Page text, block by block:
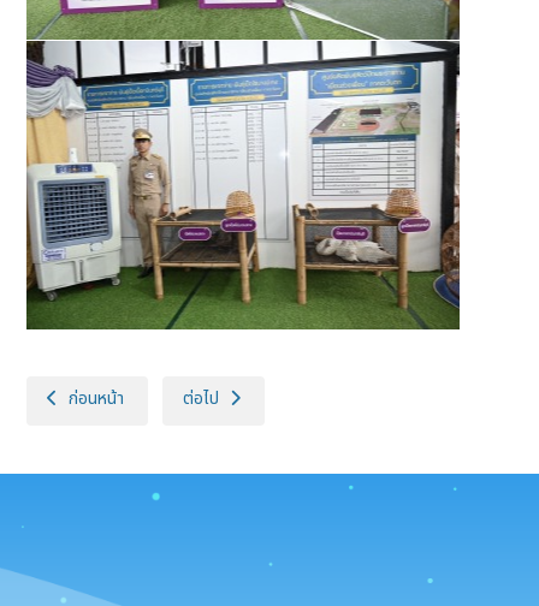
เนื้อหาก่อนหน้า: สมเด็จพระกนิษฐาธิราชเจ้า กรมสมเด็จพระเทพรัตนราชสุ
ก่อนหน้า เนื้อหาถัดไป: สมเด็จพระกนิษฐาธิราชเจ้า กรมสมเด็จ
ต่อไป